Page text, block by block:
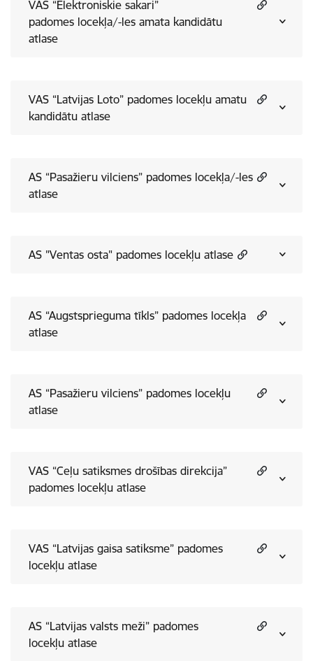
VAS “Elektroniskie sakari”
padomes locekļa/-les amata kandidātu
atlase
VAS “Latvijas Loto” padomes locekļu amatu
kandidātu atlase
AS “Pasažieru vilciens” padomes locekļa/-les
atlase
AS "Ventas osta" padomes locekļu atlase
AS “Augstsprieguma tīkls” padomes locekļa
atlase
AS “Pasažieru vilciens” padomes locekļu
atlase
VAS “Ceļu satiksmes drošības direkcija”
padomes locekļu atlase
VAS “Latvijas gaisa satiksme” padomes
locekļu atlase
AS “Latvijas valsts meži” padomes
locekļu atlase